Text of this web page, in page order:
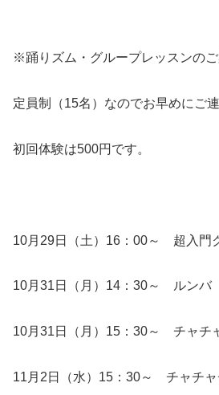
※踊りズム・グループレッスンのご
定員制（15名）なのでお早めにご連
初回体験は500円です。
10月29日（土）16：00～ 超入門
10月31日（月）14：30～ ルンバ
10月31日（月）15：30～ チャチ
11月2日（水）15：30～ チャチャ